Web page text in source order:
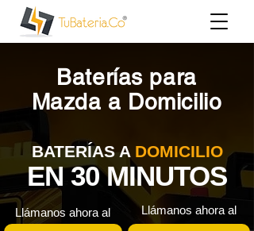
Baterías para
Mazda a Domicilio
BATERÍAS A DOMICILIO
EN 30 MINUTOS
Llámanos ahora al Llámanos ahora al